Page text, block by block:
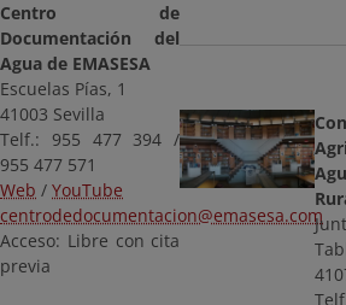
Centro de
Documentación del
Agua de EMASESA
Escuelas Pías, 1
41003 Sevilla
Telf.: 955 477 394 /
955 477 571
Web / YouTube
centrodedocumentacion@emasesa.com
Acceso: Libre con cita
previa